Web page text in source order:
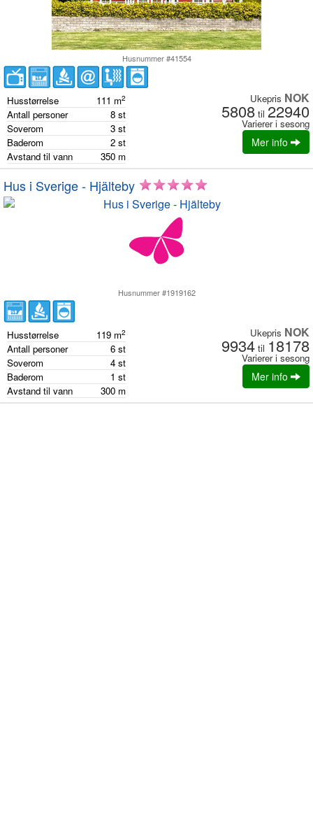
Husnummer #41554
Husstørrelse 111 m2
Antall personer 8 st
Soverom
3 st
Baderom
2 st
Avstand til vann
350 m
Ukepris NOK
5808 til 22940
Varierer i sesong
Mer info
Hus i Sverige - Hjälteby
Husnummer #1919162
Husstørrelse 119 m2
Antall personer 6 st
Soverom
4 st
Baderom
1 st
Avstand til vann
300 m
Ukepris NOK
9934 til 18178
Varierer i sesong
Mer info